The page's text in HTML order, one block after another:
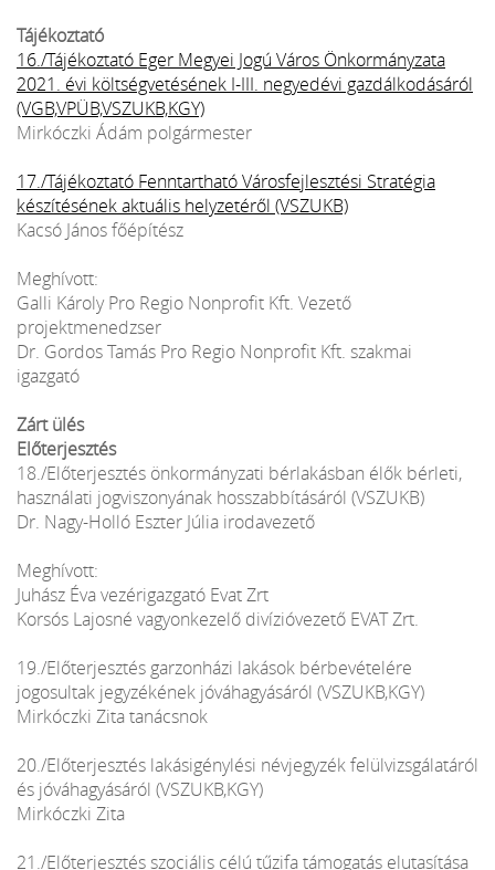
Tájékoztató
16./Tájékoztató Eger Megyei Jogú Város Önkormányzata
2021. évi költségvetésének I-III. negyedévi gazdálkodásáról
(VGB,VPÜB,VSZUKB,KGY)
Mirkóczki Ádám polgármester
17./Tájékoztató Fenntartható Városfejlesztési Stratégia
készítésének aktuális helyzetéről (VSZUKB)
Kacsó János főépítész
Meghívott:
Galli Károly Pro Regio Nonprofit Kft. Vezető
projektmenedzser
Dr. Gordos Tamás Pro Regio Nonprofit Kft. szakmai
igazgató
Zárt ülés
Előterjesztés
18./Előterjesztés önkormányzati bérlakásban élők bérleti,
használati jogviszonyának hosszabbításáról (VSZUKB)
Dr. Nagy-Holló Eszter Júlia irodavezető
Meghívott:
Juhász Éva vezérigazgató Evat Zrt
Korsós Lajosné vagyonkezelő divízióvezető EVAT Zrt.
19./Előterjesztés garzonházi lakások bérbevételére
jogosultak jegyzékének jóváhagyásáról (VSZUKB,KGY)
Mirkóczki Zita tanácsnok
20./Előterjesztés lakásigénylési névjegyzék felülvizsgálatáról
és jóváhagyásáról (VSZUKB,KGY)
Mirkóczki Zita
21./Előterjesztés szociális célú tűzifa támogatás elutasítása